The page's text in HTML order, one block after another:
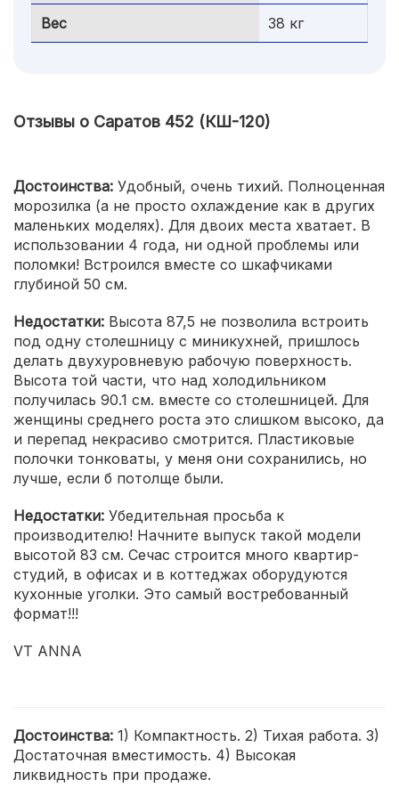
Вес 38 кг
Отзывы о Саратов 452 (КШ-120)
Достоинства: Удобный, очень тихий. Полноценная
морозилка (а не просто охлаждение как в других
маленьких моделях). Для двоих места хватает. В
использовании 4 года, ни одной проблемы или
поломки! Встроился вместе со шкафчиками
глубиной 50 см.
Недостатки: Высота 87,5 не позволила встроить
под одну столешницу с миникухней, пришлось
делать двухуровневую рабочую поверхность.
Высота той части, что над холодильником
получилась 90.1 см. вместе со столешницей. Для
женщины среднего роста это слишком высоко, да
и перепад некрасиво смотрится. Пластиковые
полочки тонковаты, у меня они сохранились, но
лучше, если б потолще были.
Недостатки: Убедительная просьба к
производителю! Начните выпуск такой модели
высотой 83 см. Сечас строится много квартир-
студий, в офисах и в коттеджах оборудуются
кухонные уголки. Это самый востребованный
формат!!!
VT ANNA
Достоинства: 1) Компактность. 2) Тихая работа. 3)
Достаточная вместимость. 4) Высокая
ликвидность при продаже.